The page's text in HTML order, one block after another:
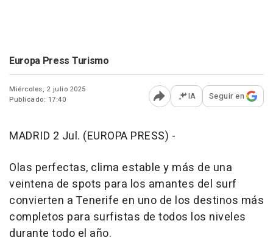
Europa Press Turismo
Miércoles, 2 julio 2025
Publicado: 17:40
Abrir opciones para
IA Seguir en
MADRID 2 Jul. (EUROPA PRESS) -
Olas perfectas, clima estable y más de una
veintena de spots para los amantes del surf
convierten a Tenerife en uno de los destinos más
completos para surfistas de todos los niveles
durante todo el año.